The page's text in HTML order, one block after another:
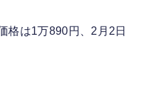
格は1万890円、2月2日